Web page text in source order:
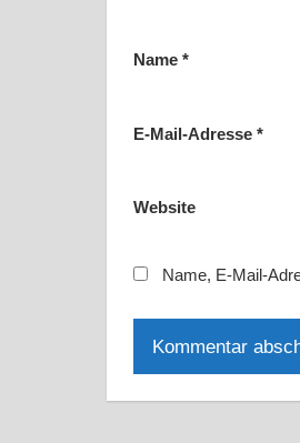
Name *
E-Mail-Adresse *
Website
Name, E-Mail-